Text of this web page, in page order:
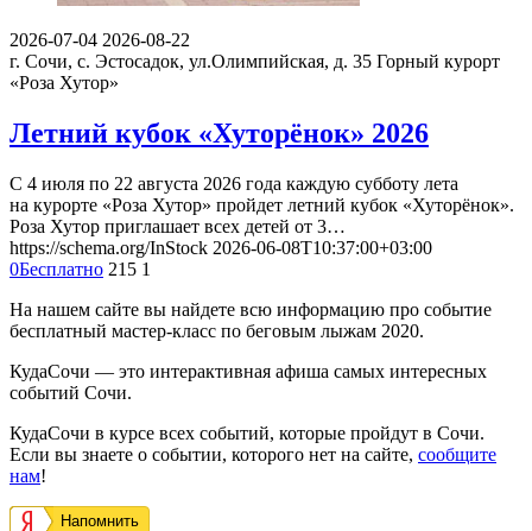
2026-07-04 2026-08-22
г. Сочи, с. Эстосадок, ул.Олимпийская, д. 35 Горный курорт
«Роза Хутор»
Летний кубок «Хуторёнок» 2026
С 4 июля по 22 августа 2026 года каждую субботу лета
на курорте «Роза Хутор» пройдет летний кубок «Хуторёнок».
Роза Хутор приглашает всех детей от 3…
https://schema.org/InStock 2026-06-08T10:37:00+03:00
0Бесплатно 215 1
На нашем сайте вы найдете всю информацию про событие
бесплатный мастер-класс по беговым лыжам 2020.
КудаСочи — это интерактивная афиша самых интересных
событий Сочи.
КудаСочи в курсе всех событий, которые пройдут в Сочи.
Если вы знаете о событии, которого нет на сайте, сообщите
нам!
Напомнить